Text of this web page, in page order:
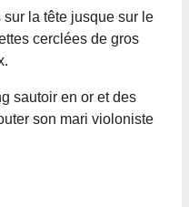
la tête jusque sur le
cerclées de gros
sautoir en or et des
son mari violoniste